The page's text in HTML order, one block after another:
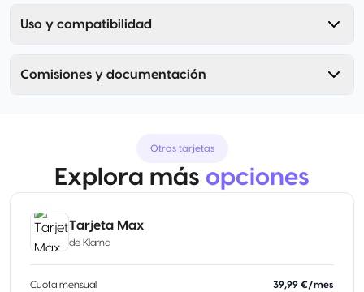
Uso y compatibilidad
Comisiones y documentación
Otras tarjetas
Explora más opciones
Tarjeta Max
de Klarna
Cuota mensual
39,99 €/mes